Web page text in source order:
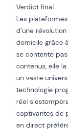
Verdict final
Les
d’une
domicile grâce
se contente
contenus, elle
un vaste
technologie
réel
captivantes de
en direct